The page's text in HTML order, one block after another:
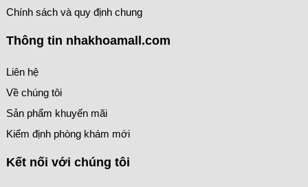
Chính sách và quy định chung
Thông tin nhakhoamall.com
Liên hệ
Về chúng tôi
Sản phẩm khuyến mãi
Kiểm định phòng khám mới
Kết nối với chúng tôi